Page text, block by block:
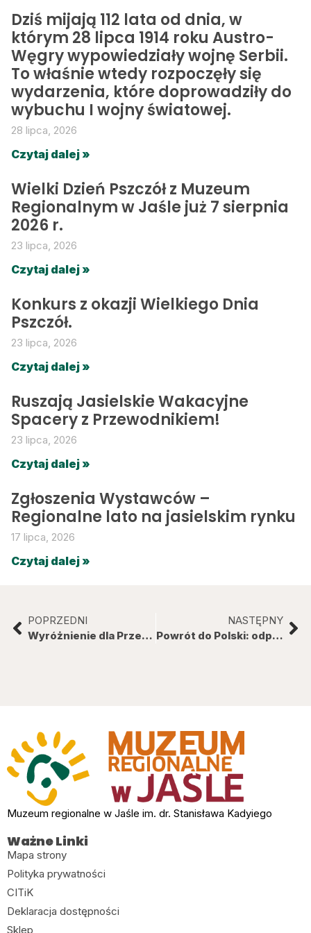
Dziś mijają 112 lata od dnia, w
którym 28 lipca 1914 roku Austro-
Węgry wypowiedziały wojnę Serbii.
To właśnie wtedy rozpoczęły się
wydarzenia, które doprowadziły do
wybuchu I wojny światowej.
28 lipca, 2026
Czytaj dalej »
Wielki Dzień Pszczół z Muzeum
Regionalnym w Jaśle już 7 sierpnia
2026 r.
23 lipca, 2026
Czytaj dalej »
Konkurs z okazji Wielkiego Dnia
Pszczół.
23 lipca, 2026
Czytaj dalej »
Ruszają Jasielskie Wakacyjne
Spacery z Przewodnikiem!
23 lipca, 2026
Czytaj dalej »
Zgłoszenia Wystawców –
Regionalne lato na jasielskim rynku
17 lipca, 2026
Czytaj dalej »
POPRZEDNI
Wyróżnienie dla Przemysława Misiołka
NASTĘPNY
Powrót do Polski: odpowiadanie na wezwanie moich przodków.
Muzeum regionalne w Jaśle im. dr. Stanisława Kadyiego
Ważne Linki
Mapa strony
Polityka prywatności
CITiK
Deklaracja dostępności
Sklep